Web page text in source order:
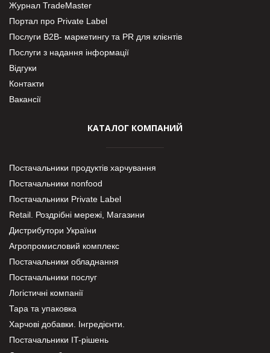
Журнал TradeMaster
Портал про Private Label
Послуги В2В- маркетингу та PR для клієнтів
Послуги з надання інформації
Відгуки
Контакти
Вакансії
КАТАЛОГ КОМПАНИЙ
Постачальники продуктів харчування
Постачальники nonfood
Постачальники Private Label
Retail. Роздрібні мережі, Магазини
Дистрибутори України
Агропромисловий комплекс
Постачальники обладнання
Постачальники послуг
Логістичні компанії
Тара та упаковка
Харчові добавки. Інгредієнти.
Постачальники IT-рішень